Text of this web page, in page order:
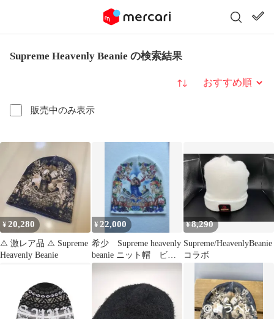
Supreme Heavenly Beanie の検索結果
販売中のみ表示
並び替え
¥20,280
⚠️ 激レア品 ⚠️ Supreme
Heavenly Beanie
¥ 22,000
希少 Supreme heavenly
beanie ニット帽 ビー
ニー
¥8,290
Supreme/HeavenlyBeanie
コラボ